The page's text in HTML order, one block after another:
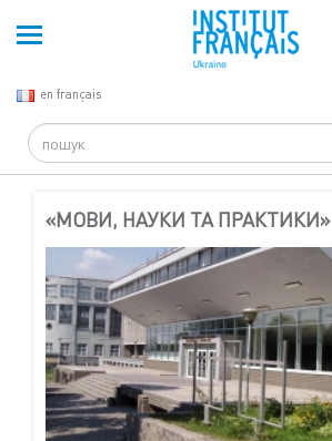
en français
Search
«МОВИ, НАУКИ ТА ПРАКТИКИ»